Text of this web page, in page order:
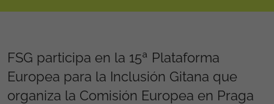
FSG participa en la 15ª Plataforma
Europea para la Inclusión Gitana que
organiza la Comisión Europea en Praga